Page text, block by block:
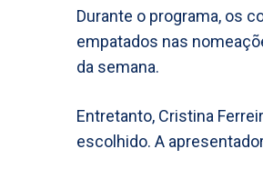
Durante o programa, os
empatados nas
da semana.
Entretanto, Cristina
escolhido. A